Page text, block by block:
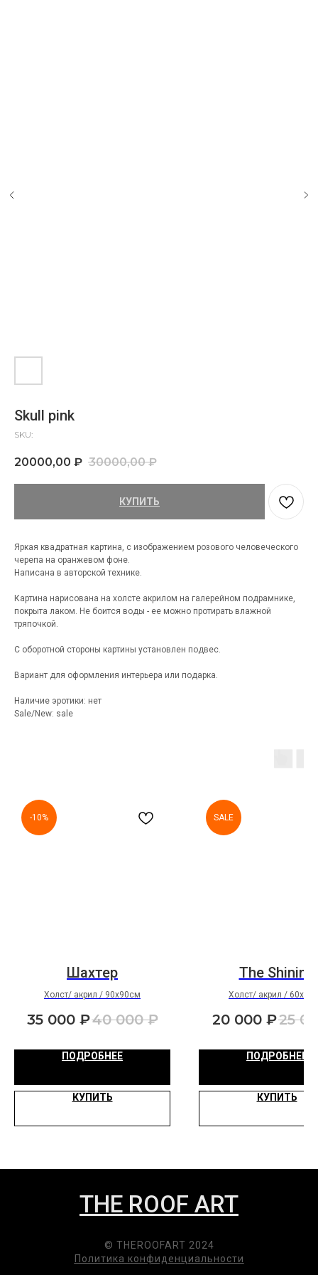
Skull pink
SKU:
20000,00 ₽ 30000,00 ₽
КУПИТЬ
Яркая квадратная картина, с изображением розового человеческого
черепа на оранжевом фоне.
Написана в авторской технике.
Картина нарисована на холсте акрилом на галерейном подрамнике,
покрыта лаком. Не боится воды - ее можно протирать влажной
тряпочкой.
С оборотной стороны картины установлен подвес.
Вариант для оформления интерьера или подарка.
Наличие эротики: нет
Sale/New: sale
-10%
Шахтер
Холст/ акрил / 90х90см
35 000 ₽40 000 ₽
ПОДРОБНЕЕ
КУПИТЬ
SALE
The Shining
Холст/ акрил /
20 000 ₽25
ПОДРОБНЕЕ
КУПИТЬ
THE ROOF ART
© THEROOFART 2024
Политика конфиденциальности